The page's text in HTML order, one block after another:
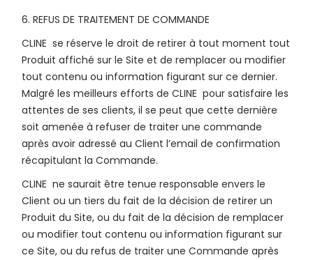
6. REFUS DE TRAITEMENT DE COMMANDE
CLINE se réserve le droit de retirer à tout moment tout
Produit affiché sur le Site et de remplacer ou modifier
tout contenu ou information figurant sur ce dernier.
Malgré les meilleurs efforts de CLINE pour satisfaire les
attentes de ses clients, il se peut que cette dernière
soit amenée à refuser de traiter une commande
après avoir adressé au Client l’email de confirmation
récapitulant la Commande.
CLINE ne saurait être tenue responsable envers le
Client ou un tiers du fait de la décision de retirer un
Produit du Site, ou du fait de la décision de remplacer
ou modifier tout contenu ou information figurant sur
ce Site, ou du refus de traiter une Commande après